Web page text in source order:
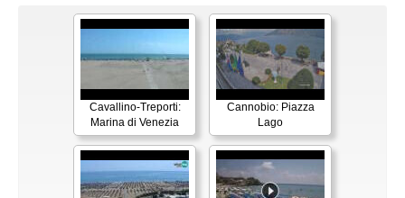
Cavallino-Treporti:
Marina di Venezia
Cannobio: Piazza
Lago